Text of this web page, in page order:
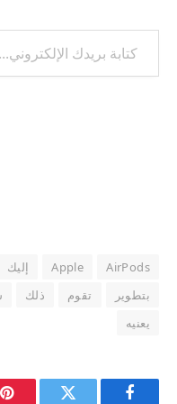
كتابة بريدك الإلكتروني...
AirPods
Apple إليك
بتطوير
تقوم ذلك
يعنيه